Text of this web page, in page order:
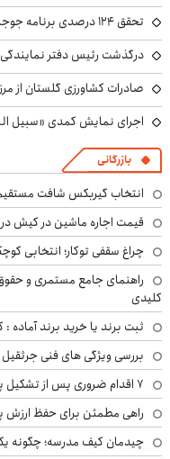
تحقق ۱۲۴ درصدی برنامه جوجه‌ریزی در تیرماه و جهش تولید مرغ در فارس
درگذشت رئیس دفتر نمایندگی
صادرات کشاورزی گلستان از مرز ۴۲ میلیون دلار گذشت
اجرای نمایش کمدی «سبیل
بازرگانی
انتخاب گیربکس شافت
قیمت اجاره ماشین در کیش در سال ۱۴۰۵ چقدر تغییر
چراغ سقفی توکار؛ انتخابی
راهنمای جامع مستمری و
کلیدی
ثبت برند یا خرید برند
بررسی ویژگی های فنی جرثقیل
۷ اقدام ضروری پس از تشکیل پرونده مواد مخدر؛ راهنمای خانواده‌ها
راهی مطمئن برای حفظ ارزش
چیدمان کیف مدرسه؛ چگونه